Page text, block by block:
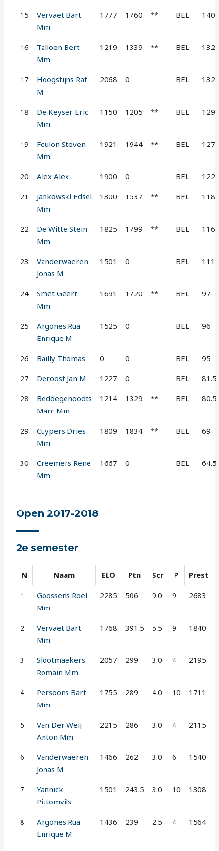
15
Vervaet Bart
Mm
1777 1760 ** BEL 140
16
Talloen Bert
Mm
1219 1339 ** BEL 132
17
Hoogstijns Raf
M
2068 0 BEL 132
18
De Keyser Eric
Mm
1150 1205 ** BEL 129
19
Foulon Steven
Mm
1921 1944 ** BEL 127
20 Alex Alex 1900 0 BEL 122
21
Jankowski Edsel
Mm
1300 1537 ** BEL 118
22
De Witte Stein
Mm
1825 1799 ** BEL 116
23
Vanderwaeren
Jonas M
1501 0 BEL 111
24
Smet Geert
Mm
1691 1720 ** BEL 97
25
Argones Rua
Enrique M
1525 0 BEL 96
26 Bailly Thomas 0 0 BEL 95
27 Deroost Jan M 1227 0 BEL 81.5
28
Beddegenoodts
Marc Mm
1214 1329 ** BEL 80.5
29
Cuypers Dries
Mm
1809 1834 ** BEL 69
30
Creemers Rene
Mm
1667 0 BEL 64.5
Open 2017-2018
2e semester
N Naam ELO Ptn Scr P Prest
1
Goossens Roel
Mm
2285 506 9.0 9 2683
2
Vervaet Bart
Mm
1768 391.5 5.5 9 1840
3
Slootmaekers
Romain Mm
2057 299 3.0 4 2195
4
Persoons Bart
Mm
1755 289 4.0 10 1711
5
Van Der Weij
Anton Mm
2215 286 3.0 4 2115
6
Vanderwaeren
Jonas M
1466 262 3.0 6 1540
7
Yannick
Pittomvils
1501 243.5 3.0 10 1308
8
Argones Rua
Enrique M
1436 239 2.5 4 1564